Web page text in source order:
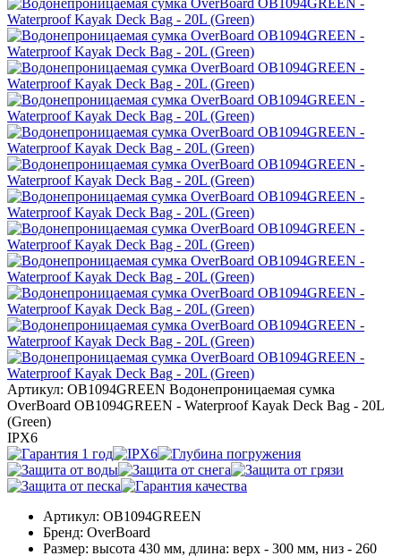
Артикул: OB1094GREEN Водонепроницаемая сумка
OverBoard OB1094GREEN - Waterproof Kayak Deck Bag - 20L
(Green)
IPX6
Артикул: OB1094GREEN
Бренд: OverBoard
Размер: высота 430 мм, длина: верх - 300 мм, низ - 260